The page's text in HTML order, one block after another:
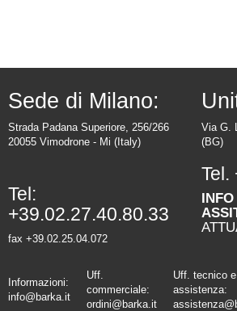
Sede di Milano:
Strada Padana Superiore, 256/266
20055 Vimodrone - Mi (Italy)
Tel:
+39.02.27.40.80.33
fax +39.02.25.04.072
Via G.
(BG)
Tel.
INFO
Informazioni:
info@barka.it
Uff.
commerciale:
ordini@barka.it
Uff. tecnico e
assistenza: